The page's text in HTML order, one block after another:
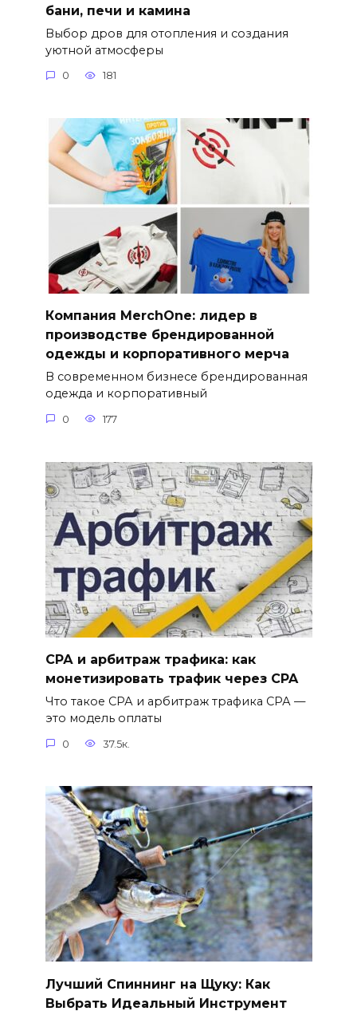
бани, печи и камина
Выбор дров для отопления и создания
уютной атмосферы
0 181
Компания MerchOne: лидер в
производстве брендированной
одежды и корпоративного мерча
В современном бизнесе брендированная
одежда и корпоративный
0 177
СРА и арбитраж трафика: как
монетизировать трафик через CPA
Что такое СРА и арбитраж трафика СРА —
это модель оплаты
0 37.5к.
Лучший Спиннинг на Щуку: Как
Выбрать Идеальный Инструмент